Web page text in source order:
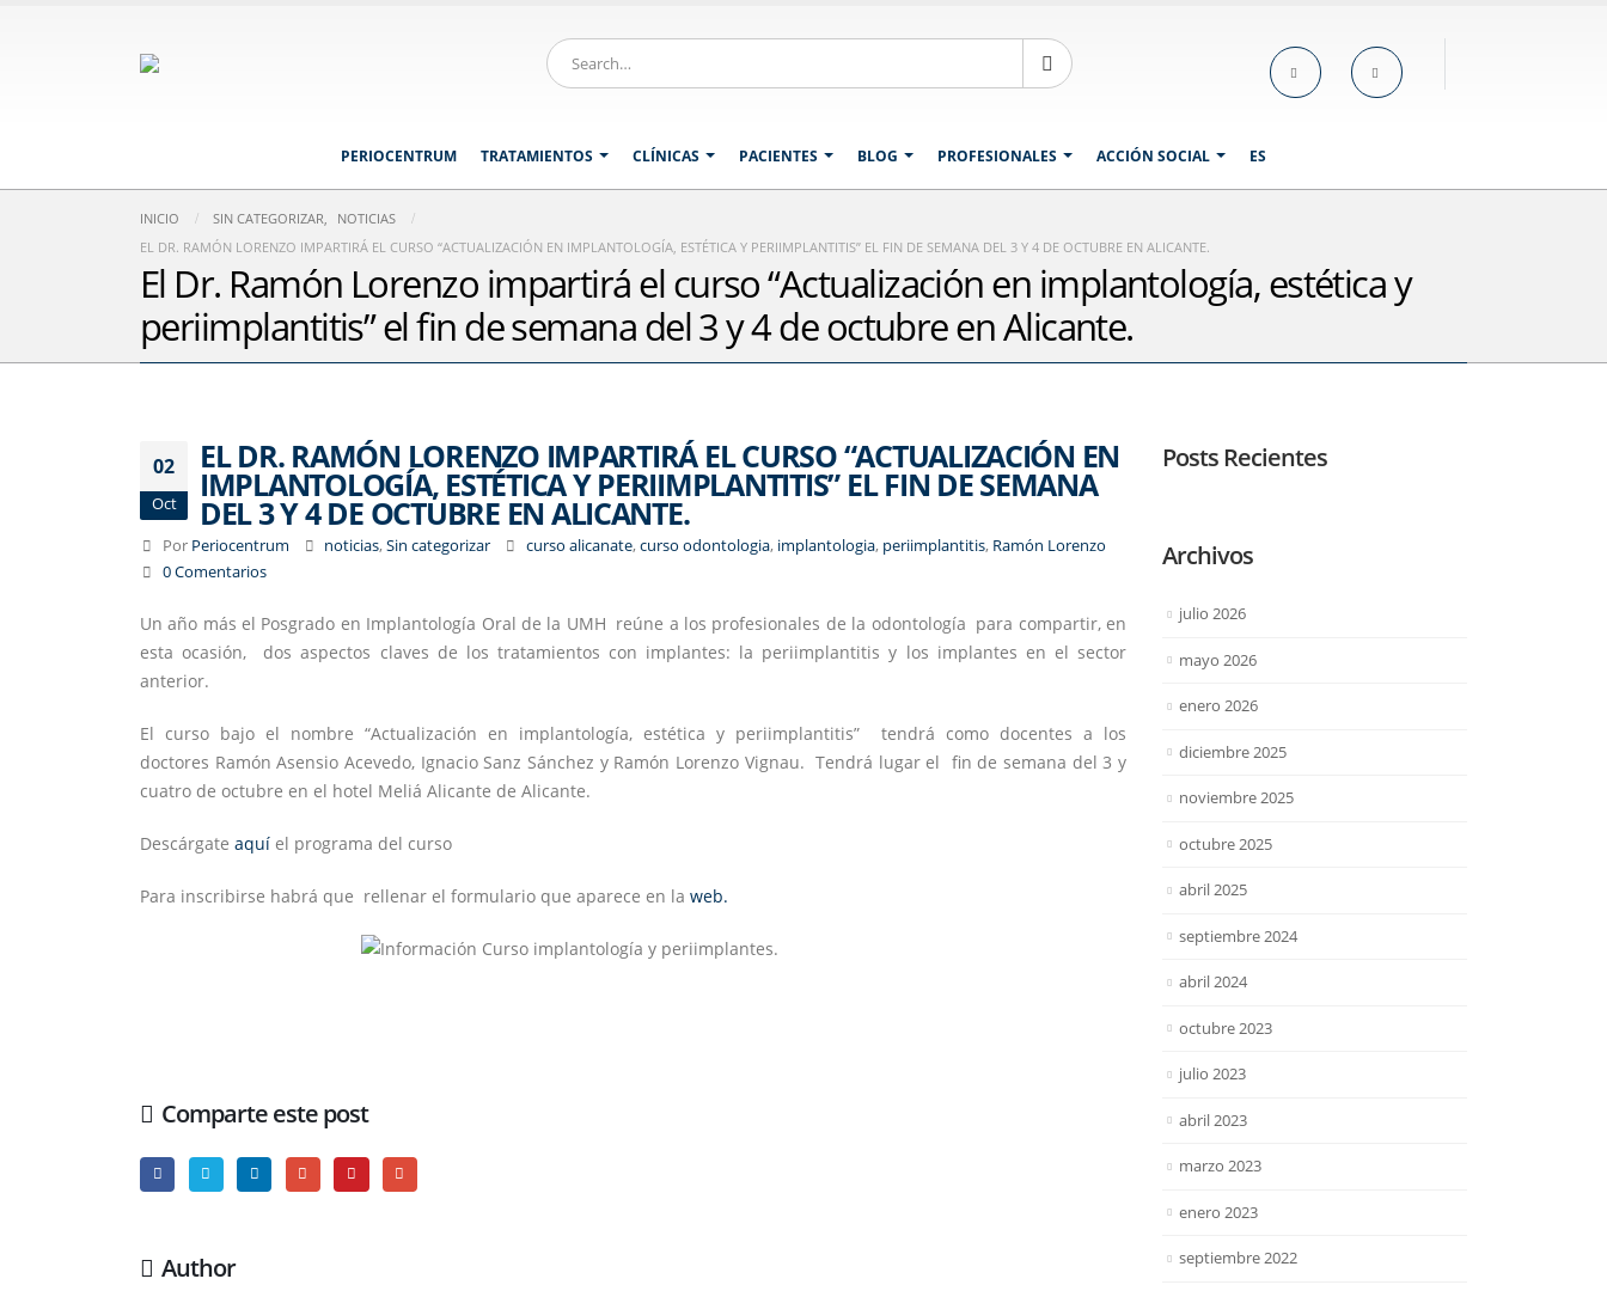
PERIOCENTRUM TRATAMIENTOS CLÍNICAS PACIENTES BLOG PROFESIONALES ACCIÓN SOCIAL ES
INICIO SIN CATEGORIZAR,
NOTICIAS
EL DR. RAMÓN LORENZO IMPARTIRÁ EL CURSO “ACTUALIZACIÓN EN IMPLANTOLOGÍA, ESTÉTICA Y PERIIMPLANTITIS” EL FIN DE SEMANA DEL 3 Y 4 DE OCTUBRE EN ALICANTE.
El Dr. Ramón Lorenzo impartirá el curso “Actualización en implantología, estética y
periimplantitis” el fin de semana del 3 y 4 de octubre en Alicante.
02
Oct
EL DR. RAMÓN LORENZO IMPARTIRÁ EL CURSO “ACTUALIZACIÓN EN
IMPLANTOLOGÍA, ESTÉTICA Y PERIIMPLANTITIS” EL FIN DE SEMANA
DEL 3 Y 4 DE OCTUBRE EN ALICANTE.
Por Periocentrum noticias,Sin categorizar curso alicanate,curso odontologia, implantologia, periimplantitis, Ramón Lorenzo
0 Comentarios
Un año más el Posgrado en Implantología Oral de la UMH reúne a los profesionales de la odontología para compartir, en
esta ocasión, dos aspectos claves de los tratamientos con implantes: la periimplantitis y los implantes en el sector
anterior.
El curso bajo el nombre “Actualización en implantología, estética y periimplantitis” tendrá como docentes a los
doctores Ramón Asensio Acevedo, Ignacio Sanz Sánchez y Ramón Lorenzo Vignau. Tendrá lugar el fin de semana del 3 y
cuatro de octubre en el hotel Meliá Alicante de Alicante.
Descárgate aquí el programa del curso
Para inscribirse habrá que rellenar el formulario que aparece en la web.
Comparte este post
Author
Posts Recientes
Archivos
julio 2026
mayo 2026
enero 2026
diciembre 2025
noviembre 2025
octubre 2025
abril 2025
septiembre 2024
abril 2024
octubre 2023
julio 2023
abril 2023
marzo 2023
enero 2023
septiembre 2022